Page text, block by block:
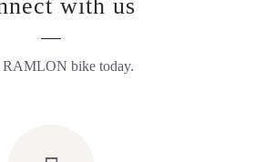
with us
RAMLON bike today.